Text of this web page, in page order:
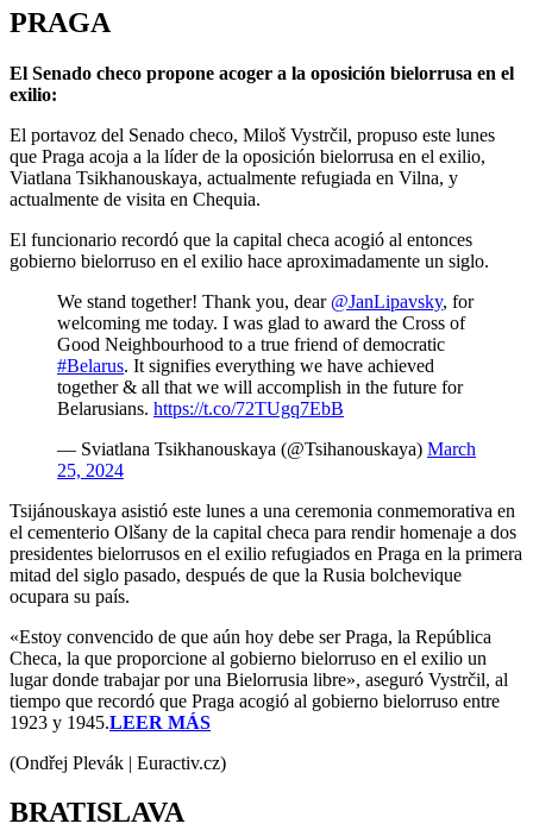
PRAGA
El Senado checo propone acoger a la oposición bielorrusa en el
exilio:
El portavoz del Senado checo, Miloš Vystrčil, propuso este lunes
que Praga acoja a la líder de la oposición bielorrusa en el exilio,
Viatlana Tsikhanouskaya, actualmente refugiada en Vilna, y
actualmente de visita en Chequia.
El funcionario recordó que la capital checa acogió al entonces
gobierno bielorruso en el exilio hace aproximadamente un siglo.
We stand together! Thank you, dear @JanLipavsky, for
welcoming me today. I was glad to award the Cross of
Good Neighbourhood to a true friend of democratic
#Belarus. It signifies everything we have achieved
together & all that we will accomplish in the future for
Belarusians. https://t.co/72TUgq7EbB
— Sviatlana Tsikhanouskaya (@Tsihanouskaya) March
25, 2024
Tsijánouskaya asistió este lunes a una ceremonia conmemorativa en
el cementerio Olšany de la capital checa para rendir homenaje a dos
presidentes bielorrusos en el exilio refugiados en Praga en la primera
mitad del siglo pasado, después de que la Rusia bolchevique
ocupara su país.
«Estoy convencido de que aún hoy debe ser Praga, la República
Checa, la que proporcione al gobierno bielorruso en el exilio un
lugar donde trabajar por una Bielorrusia libre», aseguró Vystrčil, al
tiempo que recordó que Praga acogió al gobierno bielorruso entre
1923 y 1945.LEER MÁS
(Ondřej Plevák | Euractiv.cz)
BRATISLAVA